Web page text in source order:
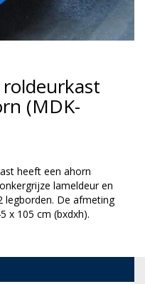
roldeurkast
(MDK-
heeft een ahorn
lameldeur en
legborden. De afmeting
x 105 cm (bxdxh).